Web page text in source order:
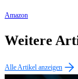
Amazon
Weitere
Alle Artikel anzeigen